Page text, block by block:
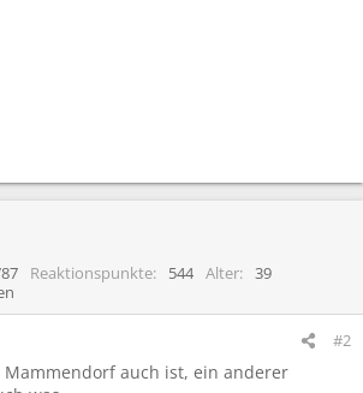
Reaktionspunkte 544 Alter
39
#2
Mammendorf auch ist, ein anderer